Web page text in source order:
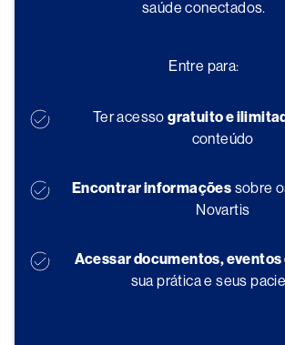
saúde conectados.
Entre para:
Ter acessogratuito e
conteúdo
Encontrar informações sobre
Novartis
Acessar documentos, eventos
sua prática e seus